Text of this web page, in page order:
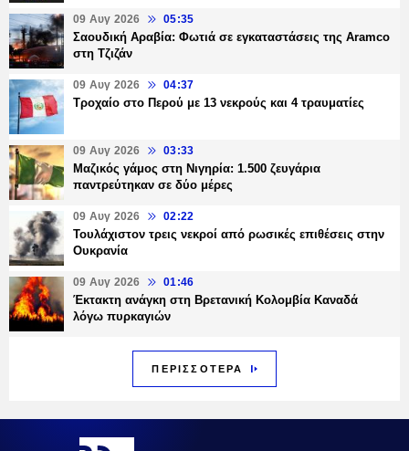
09 Αυγ 2026 05:35
Σαουδική Αραβία: Φωτιά σε εγκαταστάσεις της Aramco
στη Τζιζάν
09 Αυγ 2026 04:37
Τροχαίο στο Περού με 13 νεκρούς και 4 τραυματίες
09 Αυγ 2026 03:33
Μαζικός γάμος στη Νιγηρία: 1.500 ζευγάρια
παντρεύτηκαν σε δύο μέρες
09 Αυγ 2026 02:22
Τουλάχιστον τρεις νεκροί από ρωσικές επιθέσεις στην
Ουκρανία
09 Αυγ 2026 01:46
Έκτακτη ανάγκη στη Βρετανική Κολομβία Καναδά
λόγω πυρκαγιών
ΠΕΡΙΣΣΟΤΕΡΑ